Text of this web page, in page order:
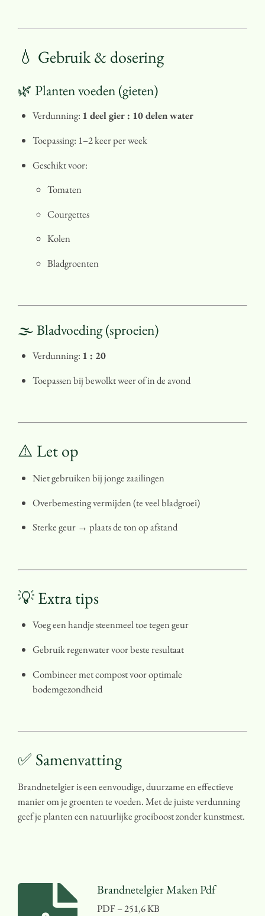
💧 Gebruik & dosering
🌿 Planten voeden (gieten)
Verdunning: 1 deel gier : 10 delen water
Toepassing: 1–2 keer per week
Geschikt voor:
Tomaten
Courgettes
Kolen
Bladgroenten
🌫️ Bladvoeding (sproeien)
Verdunning: 1 : 20
Toepassen bij bewolkt weer of in de avond
⚠️ Let op
Niet gebruiken bij jonge zaailingen
Overbemesting vermijden (te veel bladgroei)
Sterke geur → plaats de ton op afstand
💡 Extra tips
Voeg een handje steenmeel toe tegen geur
Gebruik regenwater voor beste resultaat
Combineer met compost voor optimale
bodemgezondheid
✅ Samenvatting
Brandnetelgier is een eenvoudige, duurzame en effectieve
manier om je groenten te voeden. Met de juiste verdunning
geef je planten een natuurlijke groeiboost zonder kunstmest.
Brandnetelgier Maken Pdf
PDF – 251,6 KB